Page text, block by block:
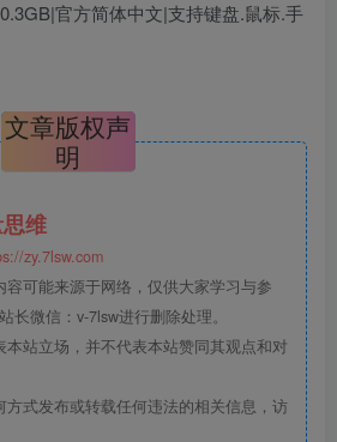
官方简体中文|支持键盘.鼠标.手
文章版权声
明
维
zy.7lsw.com
可能来源于网络，仅供大家学习与参
长微信：v-7lsw进行删除处理。
站立场，并不代表本站赞同其观点和对
方式发布或转载任何违法的相关信息，访